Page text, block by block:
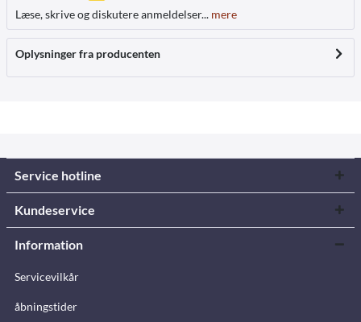
Læse, skrive og diskutere anmeldelser... mere
Oplysninger fra producenten
Service hotline
Kundeservice
Information
Servicevilkår
åbningstider